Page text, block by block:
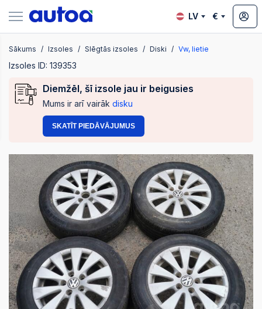
LV €
Sākums Izsoles Slēgtās izsoles Diski Vw, lietie
Izsoles ID: 139353
Diemžēl, šī izsole jau ir beigusies
Mums ir arī vairāk disku
SKATĪT PIEDĀVĀJUMUS